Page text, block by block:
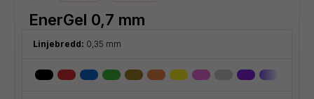
EnerGel 0,7 mm
Linjebredd: 0,35 mm